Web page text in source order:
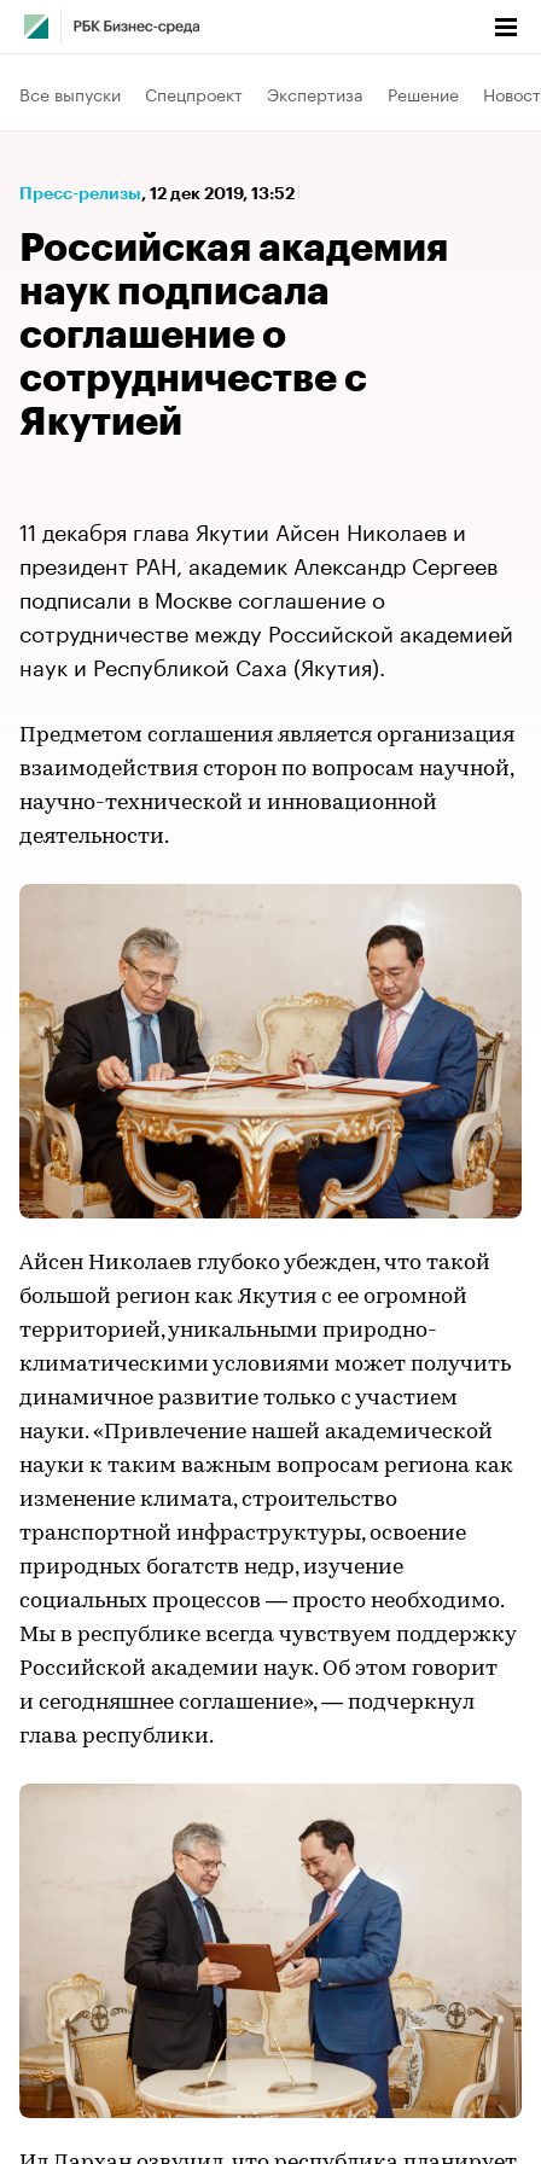
Все выпуски Спецпроект Экспертиза Решение
Пресс-релизы⁠, 12 дек 2019, 13:52
Российская академия
наук подписала
соглашение о
сотрудничестве с
Якутией
11 декабря глава Якутии Айсен Николаев и
президент РАН, академик Александр Сергеев
подписали в Москве соглашение о
сотрудничестве между Российской академией
наук и Республикой Саха (Якутия).
Предметом соглашения является организация
взаимодействия сторон по вопросам научной,
научно-технической и инновационной
деятельности.
Айсен Николаев глубоко убежден, что такой
большой регион как Якутия с ее огромной
территорией, уникальными природно-
климатическими условиями может получить
динамичное развитие только с участием
науки. «Привлечение нашей академической
науки к таким важным вопросам региона как
изменение климата, строительство
транспортной инфраструктуры, освоение
природных богатств недр, изучение
социальных процессов — просто необходимо.
Мы в республике всегда чувствуем поддержку
Российской академии наук. Об этом говорит
и сегодняшнее соглашение», — подчеркнул
глава республики.